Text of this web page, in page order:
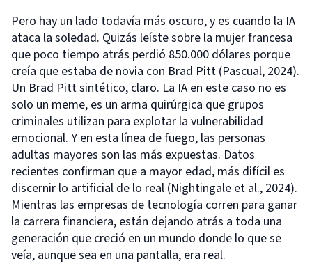
Pero hay un lado todavía más oscuro, y es cuando la IA
ataca la soledad. Quizás leíste sobre la mujer francesa
que poco tiempo atrás perdió 850.000 dólares porque
creía que estaba de novia con Brad Pitt (Pascual, 2024).
Un Brad Pitt sintético, claro. La IA en este caso no es
solo un meme, es un arma quirúrgica que grupos
criminales utilizan para explotar la vulnerabilidad
emocional. Y en esta línea de fuego, las personas
adultas mayores son las más expuestas. Datos
recientes confirman que a mayor edad, más difícil es
discernir lo artificial de lo real (Nightingale et al., 2024).
Mientras las empresas de tecnología corren para ganar
la carrera financiera, están dejando atrás a toda una
generación que creció en un mundo donde lo que se
veía, aunque sea en una pantalla, era real.